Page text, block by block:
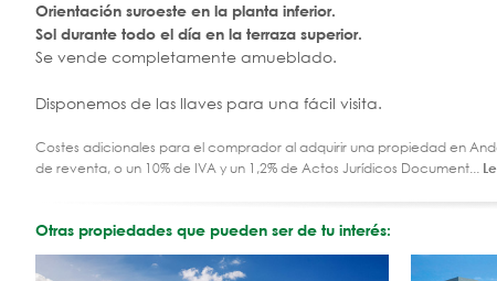
Orientación suroeste en la planta inferior.
Sol durante todo el día en la terraza superior.
Se vende completamente amueblado.
Disponemos de las llaves para una fácil visita.
Costes adicionales para el comprador al adquirir una propiedad en
de reventa, o un 10% de IVA y un 1,2% de Actos Jurídicos Document...
Otras propiedades que pueden ser de tu interés: